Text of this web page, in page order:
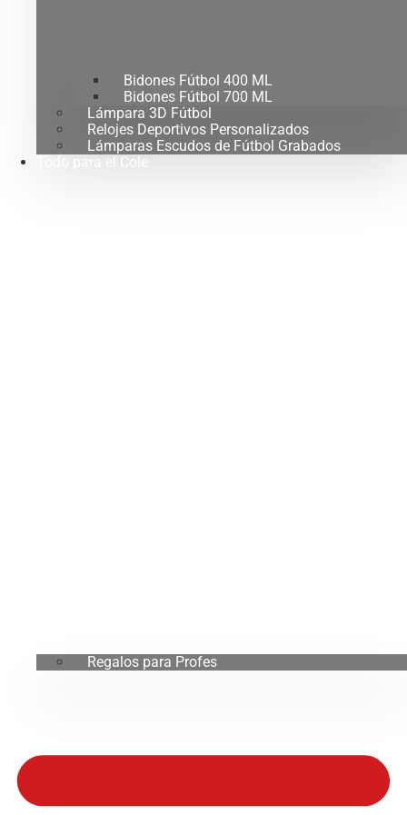
Bidones Fútbol 400 ML
Bidones Fútbol 700 ML
Lámpara 3D Fútbol
Relojes Deportivos Personalizados
Lámparas Escudos de Fútbol Grabados
Todo para el Cole
Regalos para Profes